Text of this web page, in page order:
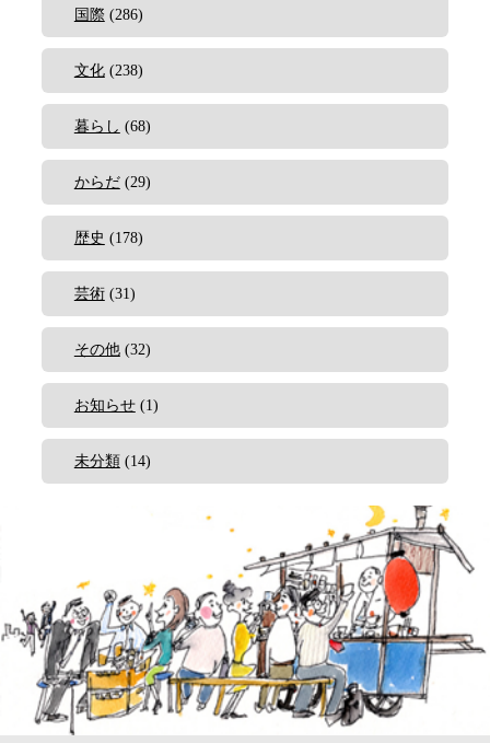
国際 (286)
文化(238)
暮らし (68)
からだ(29)
歴史 (178)
芸術(31)
その他(32)
お知らせ(1)
未分類(14)